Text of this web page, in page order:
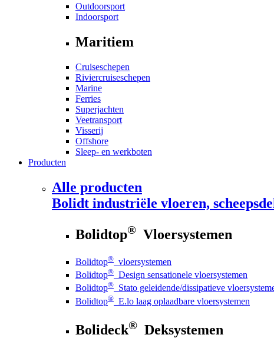
Outdoorsport
Indoorsport
Maritiem
Cruiseschepen
Riviercruiseschepen
Marine
Ferries
Superjachten
Veetransport
Visserij
Offshore
Sleep- en werkboten
Producten
Alle producten
Bolidt industriële vloeren,
Bolidtop® Vloersystemen
Bolidtop® vloersystemen
Bolidtop® Design sensationele vloersystemen
Bolidtop® Stato geleidende/dissipatieve
Bolidtop® E.lo laag oplaadbare vloersystemen
Bolideck® Deksystemen